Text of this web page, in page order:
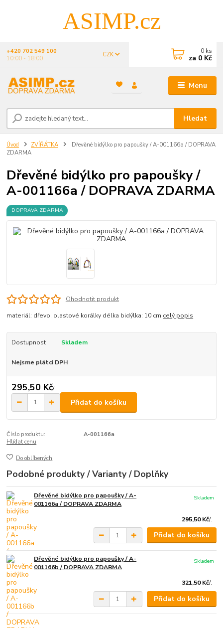
ASIMP.cz
Menu
CZK
Hledat
+420 702 549 100
10:00 - 18:00
0 ks
za 0 Kč
Úvod ZVÍŘÁTKA
Dřevěné bidýlko pro papoušky / A-001166a / DOPRAVA
ZDARMA
Dřevěné bidýlko pro papoušky /
A-001166a / DOPRAVA ZDARMA
DOPRAVA ZDARMA
Ohodnotit produkt
materiál: dřevo, plastové korálky délka bidýlka: 10 cm celý popis
Dostupnost Skladem
Nejsme plátci DPH
295,50 Kč/.
Přidat do košíku
Číslo produktu:
A-001166a
Hlídat cenu
Do oblíbených
Podobné produkty / Varianty / Doplňky
Dřevěné bidýlko pro papoušky / A-
001166a / DOPRAVA ZDARMA
295,50 Kč/.
Skladem
Přidat do košíku
Dřevěné bidýlko pro papoušky / A-
001166b / DOPRAVA ZDARMA
321,50 Kč/.
Skladem
Přidat do košíku